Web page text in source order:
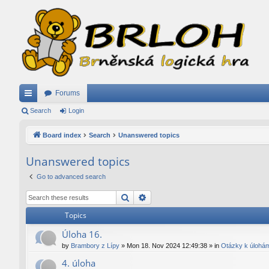
ui
ks
Forums
Search Login
Board index Search Unanswered topics
Unanswered topics
Go to advanced search
Search
Topics
Úloha 16.
by Brambory z Lípy » Mon 18. Nov 2024 12:49:38 » in Otázky k
4. úloha